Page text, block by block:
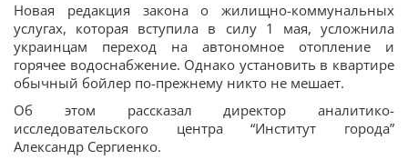
Новая редакция закона о жилищно-коммунальных
услугах, которая вступила в силу 1 мая, усложнила
украинцам переход на автономное отопление и
горячее водоснабжение. Однако установить в квартире
обычный бойлер по-прежнему никто не мешает.
Об этом рассказал директор аналитико-
исследовательского центра “Институт города”
Александр Сергиенко.